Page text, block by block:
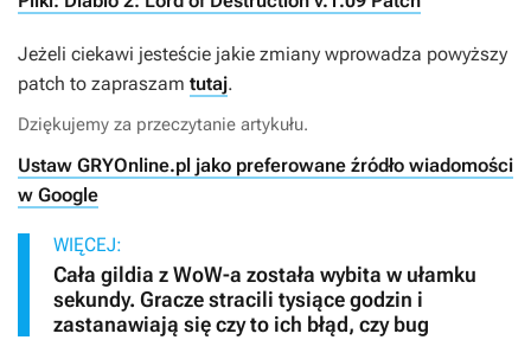
Jeżeli ciekawi jesteście jakie zmiany wprowadza powyższy
patch to zapraszam tutaj.
Dziękujemy za przeczytanie artykułu.
Ustaw GRYOnline.pl jako preferowane źródło wiadomości
w Google
WIĘCEJ:
Cała gildia z WoW-a została wybita w ułamku
sekundy. Gracze stracili tysiące godzin i
zastanawiają się czy to ich błąd, czy bug